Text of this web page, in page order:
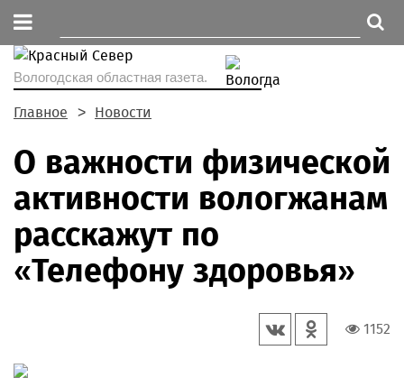
Вологодская областная газета.
Главное Новости
О важности физической
активности вологжанам
расскажут по
«Телефону здоровья»
1152